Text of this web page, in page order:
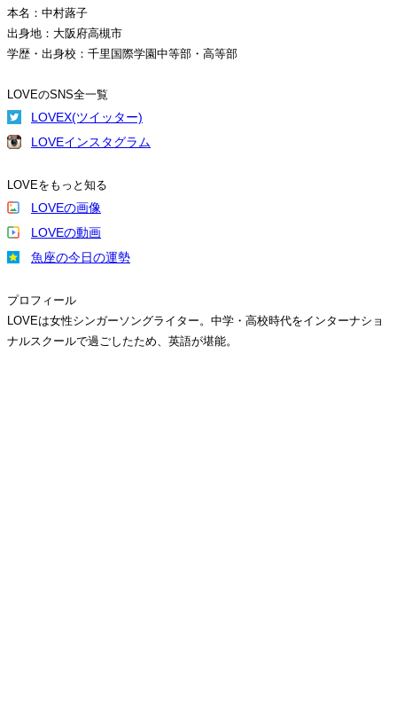
本名：中村蕗子
出身地：大阪府高槻市
学歴・出身校：千里国際学園中等部・高等部
LOVEのSNS全一覧
LOVEX(ツイッター)
LOVEインスタグラム
LOVEをもっと知る
LOVEの画像
LOVEの動画
魚座の今日の運勢
プロフィール
LOVEは女性シンガーソングライター。中学・高校時代をインターナショ
ナルスクールで過ごしたため、英語が堪能。